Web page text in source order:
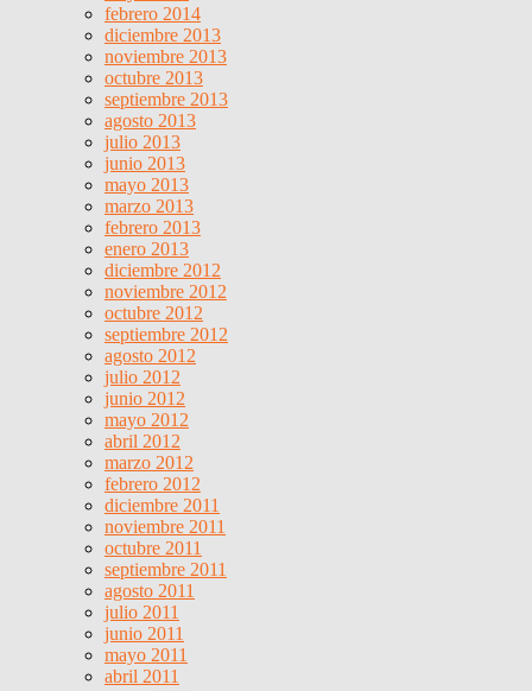
febrero 2014
diciembre 2013
noviembre 2013
octubre 2013
septiembre 2013
agosto 2013
julio 2013
junio 2013
mayo 2013
marzo 2013
febrero 2013
enero 2013
diciembre 2012
noviembre 2012
octubre 2012
septiembre 2012
agosto 2012
julio 2012
junio 2012
mayo 2012
abril 2012
marzo 2012
febrero 2012
diciembre 2011
noviembre 2011
octubre 2011
septiembre 2011
agosto 2011
julio 2011
junio 2011
mayo 2011
abril 2011